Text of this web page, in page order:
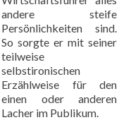
andere steife
Persönlichkeiten sind.
So sorgte er mit seiner
teilweise
selbstironischen
Erzählweise für den
einen oder anderen
Lacher im Publikum.